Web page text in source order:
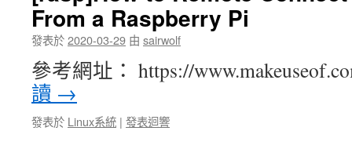
From a Raspberry Pi
發表於2020-03-29 由 sairwolf
參考網址： https://
讀 →
發表於 Linux系統 | 發表迴響